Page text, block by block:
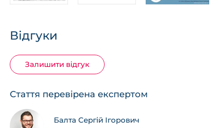
Відгуки
Залишити відгук
Стаття перевірена експертом
Балта Сергій Ігорович